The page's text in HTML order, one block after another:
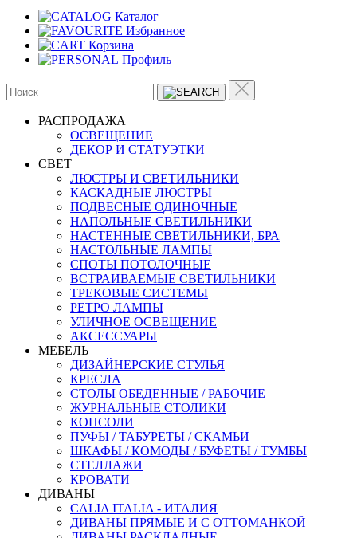
Каталог
Избранное
Корзина
Профиль
РАСПРОДАЖА
ОСВЕЩЕНИЕ
ДЕКОР И СТАТУЭТКИ
CВЕТ
ЛЮСТРЫ И СВЕТИЛЬНИКИ
КАСКАДНЫЕ ЛЮСТРЫ
ПОДВЕСНЫЕ ОДИНОЧНЫЕ
НАПОЛЬНЫЕ СВЕТИЛЬНИКИ
НАСТЕННЫЕ СВЕТИЛЬНИКИ, БРА
НАСТОЛЬНЫЕ ЛАМПЫ
СПОТЫ ПОТОЛОЧНЫЕ
ВСТРАИВАЕМЫЕ СВЕТИЛЬНИКИ
ТРЕКОВЫЕ СИСТЕМЫ
РЕТРО ЛАМПЫ
УЛИЧНОЕ ОСВЕЩЕНИЕ
АКСЕССУАРЫ
МЕБЕЛЬ
ДИЗАЙНЕРСКИЕ СТУЛЬЯ
КРЕСЛА
СТОЛЫ ОБЕДЕННЫЕ / РАБОЧИЕ
ЖУРНАЛЬНЫЕ СТОЛИКИ
КОНСОЛИ
ПУФЫ / ТАБУРЕТЫ / СКАМЬИ
ШКАФЫ / КОМОДЫ / БУФЕТЫ / ТУМБЫ
СТЕЛЛАЖИ
КРОВАТИ
ДИВАНЫ
CALIA ITALIA - ИТАЛИЯ
ДИВАНЫ ПРЯМЫЕ И С ОТТОМАНКОЙ